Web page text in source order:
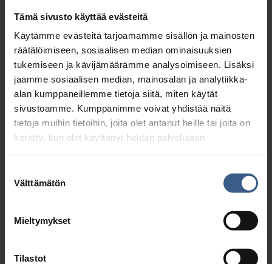
Tämä sivusto käyttää evästeitä
Käytämme evästeitä tarjoamamme sisällön ja mainosten
räätälöimiseen, sosiaalisen median ominaisuuksien
tukemiseen ja kävijämäärämme analysoimiseen. Lisäksi
jaamme sosiaalisen median, mainosalan ja analytiikka-
alan kumppaneillemme tietoja siitä, miten käytät
sivustoamme. Kumppanimme voivat yhdistää näitä
tietoja muihin tietoihin, joita olet antanut heille tai joita on
kerätty, kun olet käyttänyt heidän palvelujaan.
valinta
Välttämätön
Mieltymykset
Tilastot
AR­TE­SAA­NI SI­LAK­KA­SÄI­LYK­KEET